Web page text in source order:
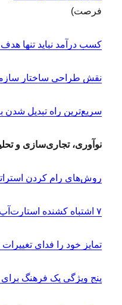
فرصت)
کسب درآمد نباید تنها
نقش طراحی ساختار
سریع‌ترین راه تبدیل شدن
نوآوری، تجاری‌سازی و
روش‌های رام کردن
۷ اشتباه کشنده استارت‌آپ‌ها در سال جدید
تمایز خود را فدای
پنج ویژگی یک فرهنگ برای